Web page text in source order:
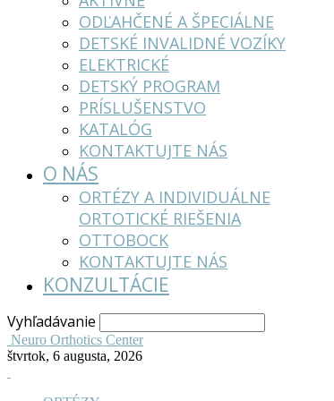
ODĽAHČENÉ A ŠPECIÁLNE
DETSKÉ INVALIDNÉ VOZÍKY
ELEKTRICKÉ
DETSKÝ PROGRAM
PRÍSLUŠENSTVO
KATALÓG
KONTAKTUJTE NÁS
O NÁS
ORTÉZY A INDIVIDUÁLNE
ORTOTICKÉ RIEŠENIA
OTTOBOCK
KONTAKTUJTE NÁS
KONZULTÁCIE
Vyhľadávanie
Neuro Orthotics Center
štvrtok, 6 augusta, 2026